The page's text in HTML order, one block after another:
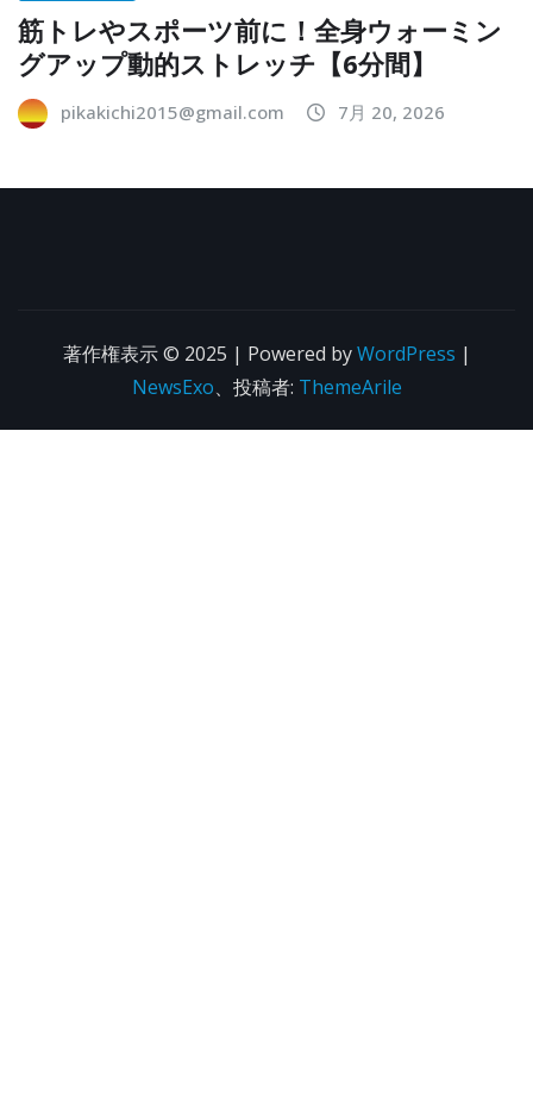
筋トレやスポーツ前に！全身ウォーミン
グアップ動的ストレッチ【6分間】
pikakichi2015@gmail.com 7月 20, 2026
著作権表示 © 2025 | Powered byWordPress |
NewsExo、投稿者: ThemeArile